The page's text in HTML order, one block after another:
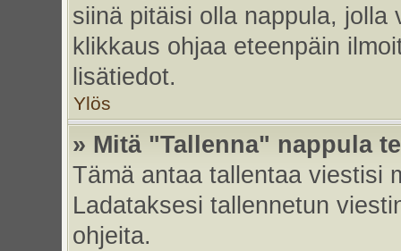
siinä pitäisi olla nappula, jolla
klikkaus ohjaa eteenpäin
lisätiedot.
Ylös
» Mitä "Tallenna" nappula
Tämä antaa tallentaa viestisi
Ladataksesi tallennetun
ohjeita.